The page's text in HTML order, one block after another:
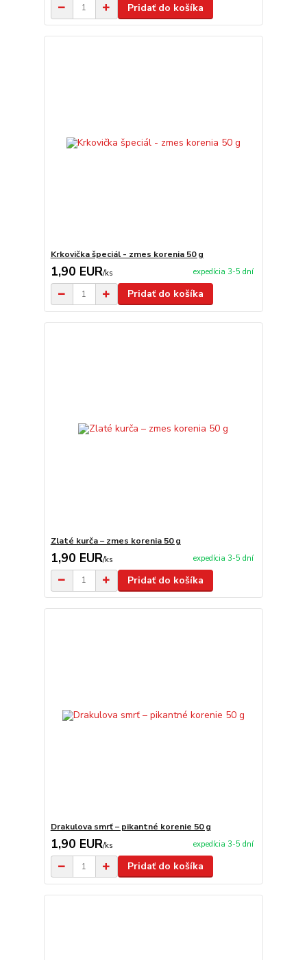
Pridať do košíka
Krkovička špeciál - zmes korenia 50 g
1,90 EUR/ks expedícia 3-5 dní
Pridať do košíka
Zlaté kurča – zmes korenia 50 g
1,90 EUR/ks expedícia 3-5 dní
Pridať do košíka
Drakulova smrť – pikantné korenie 50 g
1,90 EUR/ks expedícia 3-5 dní
Pridať do košíka